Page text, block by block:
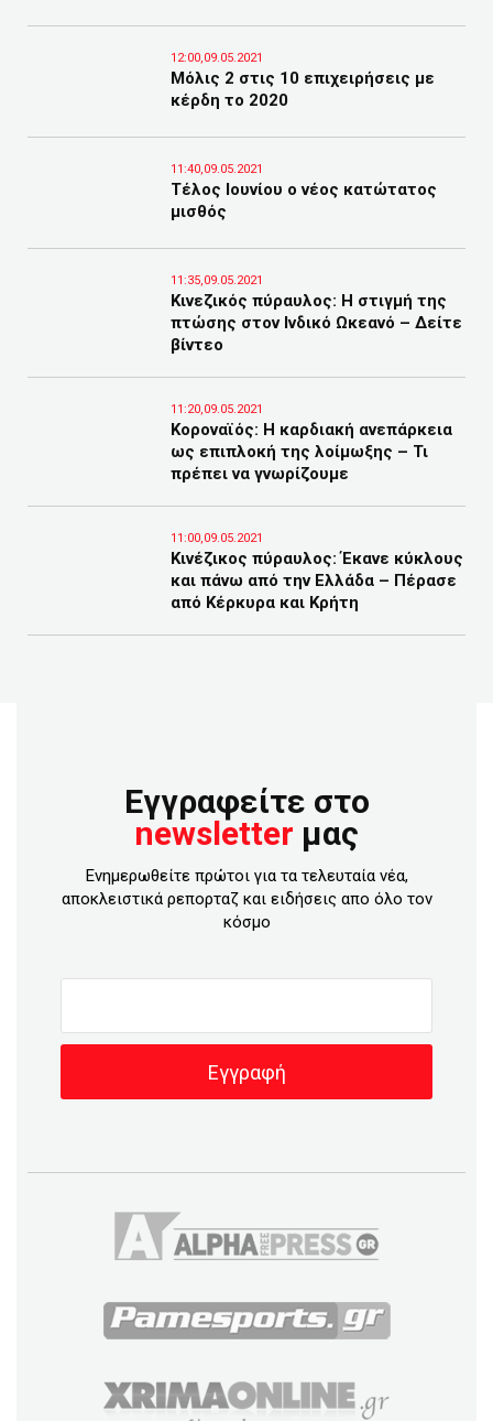
12:00,09.05.2021
Μόλις 2 στις 10 επιχειρήσεις με
κέρδη το 2020
11:40,09.05.2021
Τέλος Ιουνίου ο νέος κατώτατος
μισθός
11:35,09.05.2021
Kινεζικός πύραυλος: Η στιγμή της
πτώσης στον Ινδικό Ωκεανό – Δείτε
βίντεο
11:20,09.05.2021
Κοροναϊός: Η καρδιακή ανεπάρκεια
ως επιπλοκή της λοίμωξης – Τι
πρέπει να γνωρίζουμε
11:00,09.05.2021
Κινέζικος πύραυλος: Έκανε κύκλους
και πάνω από την Ελλάδα – Πέρασε
από Κέρκυρα και Κρήτη
Εγγραφείτε στο
newsletter μας
Ενημερωθείτε πρώτοι για τα τελευταία νέα,
αποκλειστικά ρεπορταζ και ειδήσεις απο όλο τον
κόσμο